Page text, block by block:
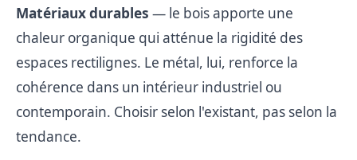
Matériaux durables — le bois apporte une
chaleur organique qui atténue la rigidité des
espaces rectilignes. Le métal, lui, renforce la
cohérence dans un intérieur industriel ou
contemporain. Choisir selon l'existant, pas selon la
tendance.